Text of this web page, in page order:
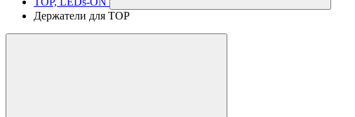
Держатели для TOP